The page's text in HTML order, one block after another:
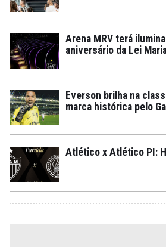
Arena MRV terá
aniversário da Lei
Everson brilha na
marca histórica pelo
Atlético x Atlético PI: